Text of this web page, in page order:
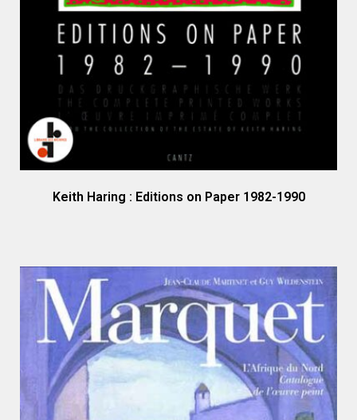
Keith Haring : Editions on Paper 1982-1990